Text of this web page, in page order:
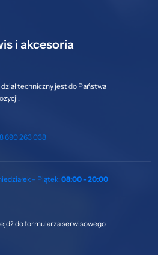
i akcesoria
dział techniczny jest do Państwa
690 263 038
– Piątek: 08:00 - 20:00
do formularza serwisowego